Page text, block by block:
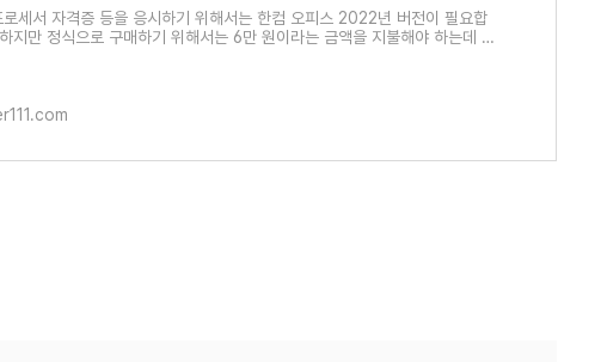
로세서 자격증 등을 응시하기 위해서는 한컴 오피스 2022년 버전이 필요합
지만 정식으로 구매하기 위해서는 6만 원이라는 금액을 지불해야 하는데 응